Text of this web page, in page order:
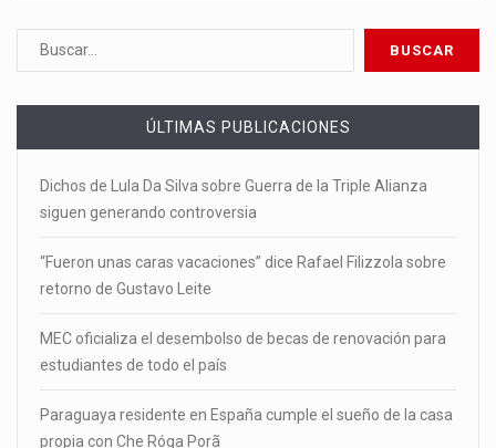
ÚLTIMAS PUBLICACIONES
Dichos de Lula Da Silva sobre Guerra de la Triple Alianza
siguen generando controversia
“Fueron unas caras vacaciones” dice Rafael Filizzola sobre
retorno de Gustavo Leite
MEC oficializa el desembolso de becas de renovación para
estudiantes de todo el país
Paraguaya residente en España cumple el sueño de la casa
propia con Che Róga Porã